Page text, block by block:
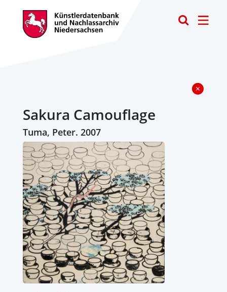
Sakura Camouflage
Tuma, Peter. 2007